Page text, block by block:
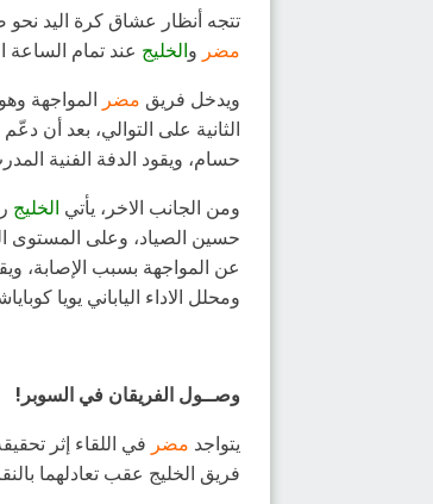
تتجه أنظار عشاق كرة اليد نحو صالة وزارة الرياضة
مضر والخليج عند تمام الساعة
ويدخل فريق مضر المواجهة
الثانية على التوالي، بعد أن
حسام، ويقود الدفة الفنية
ومن الجانب الاخر، يأتي الخليج
حسين الصياد، وعلى المستوى
عن المواجهة بسبب الإصابة،
ومحلل الاداء الياباني يويا
وصــول الفريقان في السوبر!
يتواجد مضر في اللقاء إثر
فريق الخليج عقب تعادلهما